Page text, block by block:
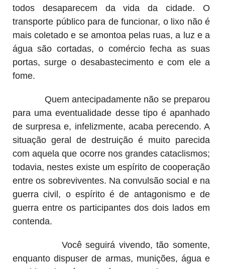
todos desaparecem da vida da cidade. O
transporte público para de funcionar, o lixo não é
mais coletado e se amontoa pelas ruas, a luz e a
água são cortadas, o comércio fecha as suas
portas, surge o desabastecimento e com ele a
fome.
Quem antecipadamente não se preparou
para uma eventualidade desse tipo é apanhado
de surpresa e, infelizmente, acaba perecendo. A
situação geral de destruição é muito parecida
com aquela que ocorre nos grandes cataclismos;
todavia, nestes existe um espírito de cooperação
entre os sobreviventes. Na convulsão social e na
guerra civil, o espírito é de antagonismo e de
guerra entre os participantes dos dois lados em
contenda.
Você seguirá vivendo, tão somente,
enquanto dispuser de armas, munições, água e